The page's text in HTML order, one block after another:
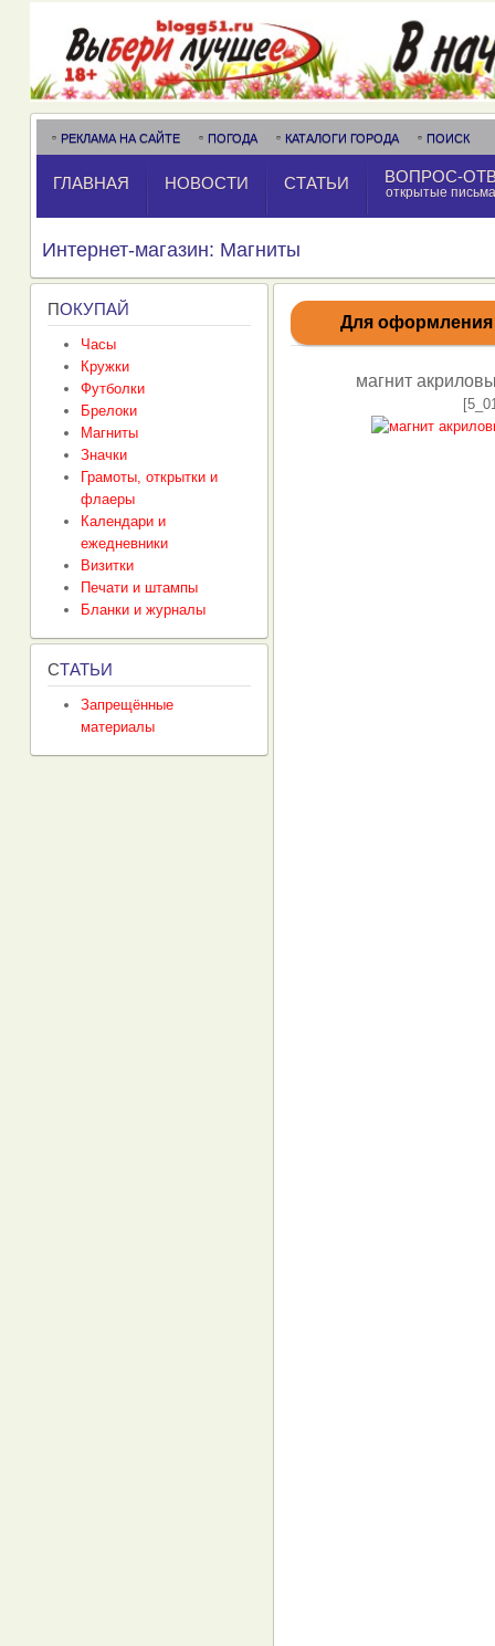
РЕКЛАМА НА САЙТЕ ПОГОДА КАТАЛОГИ ГОРОДА ПОИСК
ГЛАВНАЯ НОВОСТИ СТАТЬИ ВОПРОС-
открытые письма
Интернет-магазин: Магниты
Для оформления
магнит
ПОКУПАЙ
Часы
Кружки
Футболки
Брелоки
Магниты
Значки
Грамоты, открытки и
флаеры
Календари и
ежедневники
Визитки
Печати и штампы
Бланки и журналы
СТАТЬИ
Запрещённые
материалы